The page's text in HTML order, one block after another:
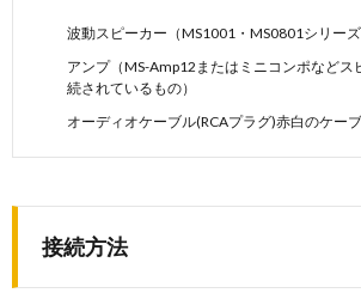
波動スピーカー（MS1001・MS0801シリーズ
アンプ（MS-Amp12またはミニコンポなどス
続されているもの）
オーディオケーブル(RCAプラグ)赤白のケー
接続方法